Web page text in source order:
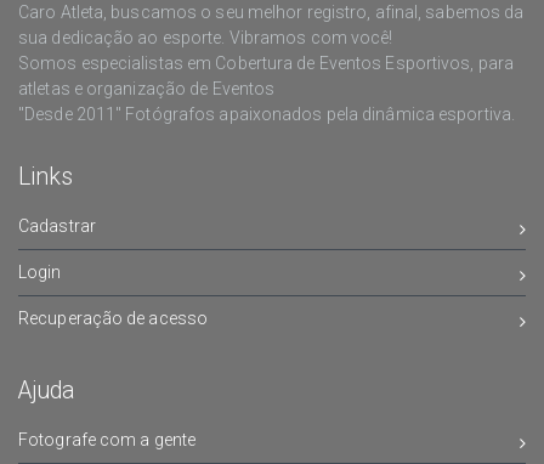
Caro Atleta, buscamos o seu melhor registro, afinal, sabemos da
sua dedicação ao esporte. Vibramos com você!
Somos especialistas em Cobertura de Eventos Esportivos, para
atletas e organização de Eventos
"Desde 2011" Fotógrafos apaixonados pela dinâmica esportiva.
Links
Cadastrar
Login
Recuperação de acesso
Ajuda
Fotografe com a gente